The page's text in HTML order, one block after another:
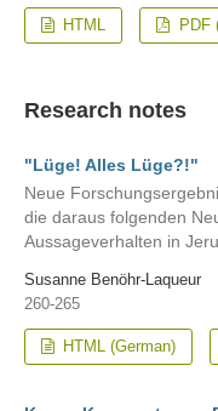
HTML PDF
Research notes
"Lüge! Alles Lüge?!"
Neue
die daraus folgenden
Aussageverhalten in
Susanne Benöhr-Laqueur
260-265
HTML (German)